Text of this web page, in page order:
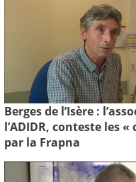
Berges de l’Isère :
l’ADIDR, conteste les
par la Frapna